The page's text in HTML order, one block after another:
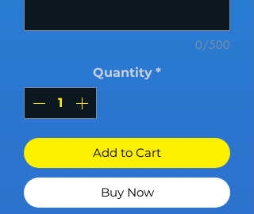
0/500
Quantity *
Add to Cart
Buy Now